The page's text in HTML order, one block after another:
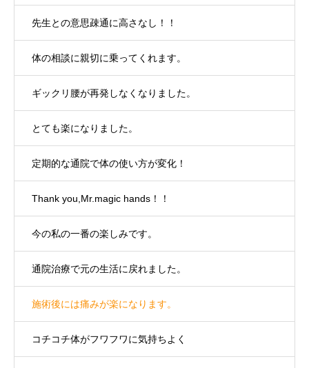
先生との意思疎通に高さなし！！
体の相談に親切に乗ってくれます。
ギックリ腰が再発しなくなりました。
とても楽になりました。
定期的な通院で体の使い方が変化！
Thank you,Mr.magic hands！！
今の私の一番の楽しみです。
通院治療で元の生活に戻れました。
施術後には痛みが楽になります。
コチコチ体がフワフワに気持ちよく